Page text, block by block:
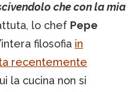
che con la mia
lo chef Pepe
filosofia in
recentemente
la cucina non si